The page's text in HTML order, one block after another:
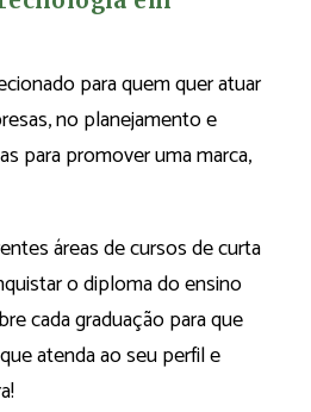
para quem quer atuar
no planejamento e
para promover uma marca,
áreas de cursos de curta
o diploma do ensino
cada graduação para que
atenda ao seu perfil e